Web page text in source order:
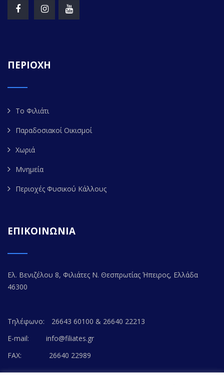
ΠΕΡΙΟΧΗ
Το Φιλιάτι
Παραδοσιακοί Οικισμοί
Χωριά
Μνημεία
Περιοχές Φυσικού Κάλλους
ΕΠΙΚΟΙΝΩΝΙΑ
Ελ. Βενιζέλου 8, Φιλιάτες Ν. Θεσπρωτίας Ήπειρος, Ελλάδα
46300
Τηλέφωνο:
26643 60100 & 26640 22213
E-mail:
info@filiates.gr
FAX:
26640 22989